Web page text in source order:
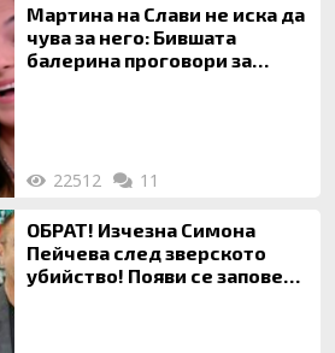
Мартина на Слави не иска да
чува за него: Бившата
балерина проговори за
22512 11
ОБРАТ! Изчезна Симона
Пейчева след зверското
убийство! Появи се заповед